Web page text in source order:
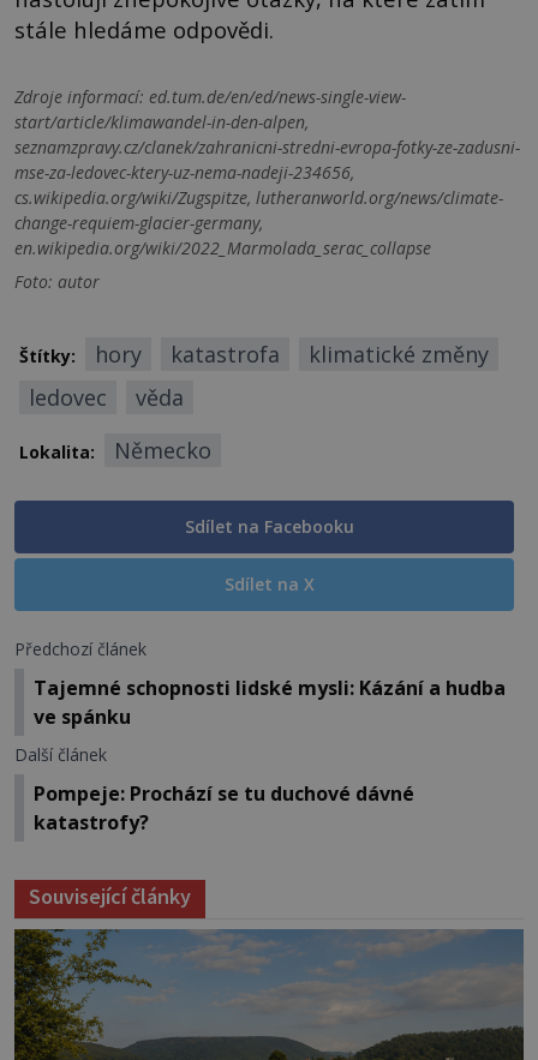
stále hledáme odpovědi.
Zdroje informací: ed.tum.de/en/ed/news-single-view-
start/article/klimawandel-in-den-alpen,
seznamzpravy.cz/clanek/zahranicni-stredni-evropa-fotky-ze-zadusni-
mse-za-ledovec-ktery-uz-nema-nadeji-234656,
cs.wikipedia.org/wiki/Zugspitze, lutheranworld.org/news/climate-
change-requiem-glacier-germany,
en.wikipedia.org/wiki/2022_Marmolada_serac_collapse
Foto: autor
Štítky: hory katastrofa
klimatické změny
ledovec
věda
Lokalita: Německo
Sdílet na Facebooku
Sdílet na X
Předchozí článek
Tajemné schopnosti lidské mysli: Kázání a hudba
ve spánku
Další článek
Pompeje: Prochází se tu duchové dávné
katastrofy?
Související články